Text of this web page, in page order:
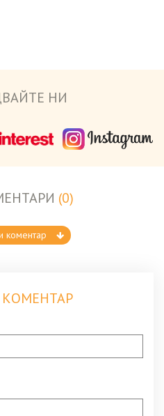
НИ
(0)
коментар